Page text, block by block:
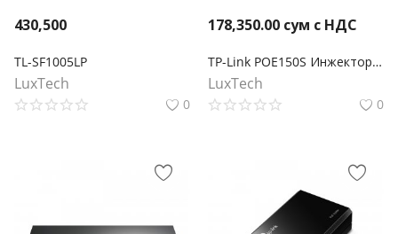
430,500
TL-SF1005LP
LuxTech
0
178,350.00 сум с НДС
TP-Link POE150S Инжектор PoE
LuxTech
0